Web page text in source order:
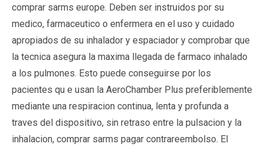
comprar sarms europe. Deben ser instruidos por su
medico, farmaceutico o enfermera en el uso y cuidado
apropiados de su inhalador y espaciador y comprobar que
la tecnica asegura la maxima llegada de farmaco inhalado
a los pulmones. Esto puede conseguirse por los
pacientes qu e usan la AeroChamber Plus preferiblemente
mediante una respiracion continua, lenta y profunda a
traves del dispositivo, sin retraso entre la pulsacion y la
inhalacion, comprar sarms pagar contrareembolso. El